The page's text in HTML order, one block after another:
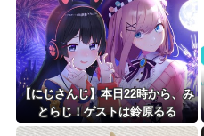
【にじさんじ】本日22時から、み
とらじ！ゲストは鈴原るる